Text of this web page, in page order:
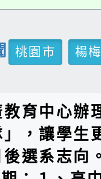
桃園市
楊
育中心辦
，讓學生
選系志向